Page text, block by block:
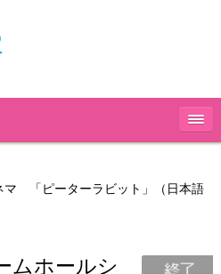
マ 「ピーターラビット」（日本語
ムホールシ